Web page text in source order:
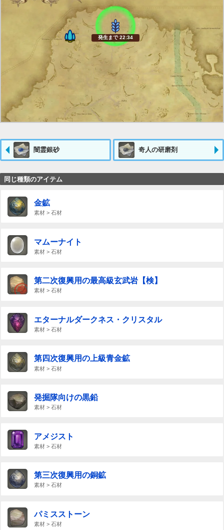
発生まで 22:34
闇霊銀砂 奇人の研磨剤
同じ種類のアイテム
金鉱
素材 > 石材
マムーナイト
素材 > 石材
第二次復興用の最高級玄武岩【検】
素材 > 石材
エターナルダークネス・クリスタル
素材 > 石材
第四次復興用の上級青金鉱
素材 > 石材
発掘隊向けの黒鉛
素材 > 石材
アメジスト
素材 > 石材
第三次復興用の銅鉱
素材 > 石材
パミスストーン
素材 > 石材